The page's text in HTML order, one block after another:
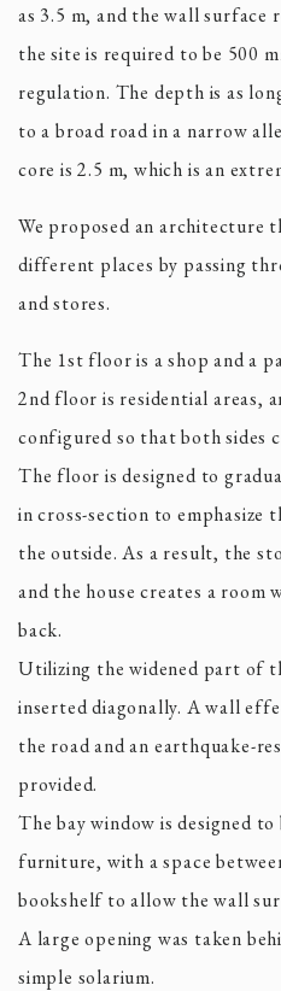
as 3.5 m, and the wall
the site is required to be 500
regulation. The depth is as
to a broad road in a narrow
core is 2.5 m, which is an
We proposed an architecture
different places by passing
and stores.
The 1st floor is a shop and a
2nd floor is residential areas,
configured so that both sides
The floor is designed to
in cross-section to emphasize
the outside. As a result, the
and the house creates a room
back.
Utilizing the widened part of
inserted diagonally. A wall
the road and an earthquake-
provided.
The bay window is designed
furniture, with a space
bookshelf to allow the wall
A large opening was taken
simple solarium.